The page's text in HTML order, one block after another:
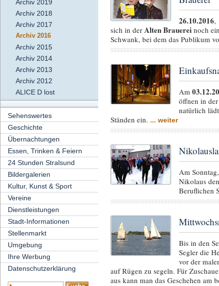
Archiv 2019
Archiv 2018
Archiv 2017
Archiv 2016
Archiv 2015
Archiv 2014
Archiv 2013
Archiv 2012
ALICE D lost
Sehenswertes
Geschichte
Übernachtungen
Essen, Trinken & Feiern
24 Stunden Stralsund
Bildergalerien
Kultur, Kunst & Sport
Vereine
Dienstleistungen
Stadt-Informationen
Stellenmarkt
Umgebung
Ihre Werbung
Datenschutzerklärung
26.10.2016,
sich in der Alten Brauerei noch
Schwank, bei dem das Publikum
Am
öffnen in
natürlich
Ständen ein. ... weiter
Am
Nikolaus
Beruflichen
Bis in den
Segler die
vor der
auf Rügen zu segeln. Für
aus kann man das Geschehen am